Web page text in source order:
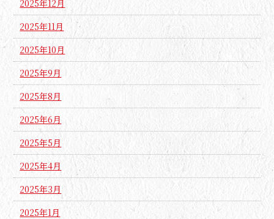
2025年12月
2025年11月
2025年10月
2025年9月
2025年8月
2025年6月
2025年5月
2025年4月
2025年3月
2025年1月